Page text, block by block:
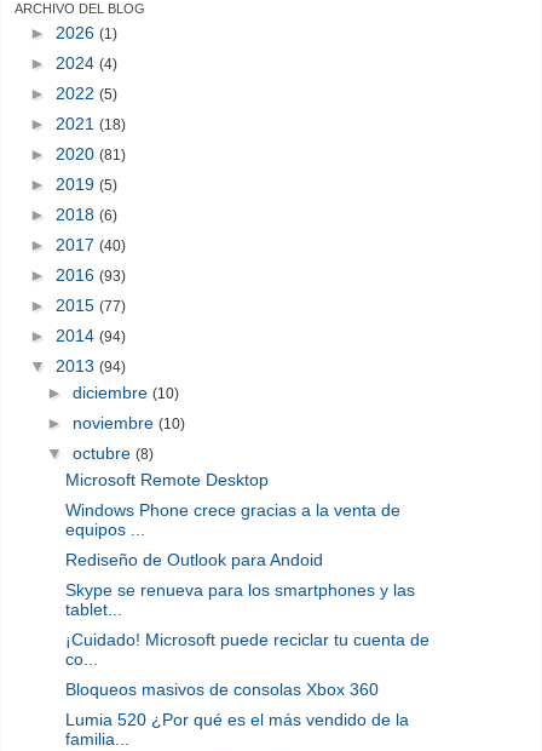
ARCHIVO DEL BLOG
► 2026 (1)
► 2024 (4)
► 2022 (5)
► 2021 (18)
► 2020 (81)
► 2019 (5)
► 2018 (6)
► 2017 (40)
► 2016 (93)
► 2015 (77)
► 2014 (94)
▼ 2013 (94)
►diciembre(10)
► noviembre(10)
▼octubre(8)
Microsoft Remote Desktop
Windows Phone crece gracias a la venta de
equipos ...
Rediseño de Outlook para Andoid
Skype se renueva para los smartphones y las
tablet...
¡Cuidado! Microsoft puede reciclar tu cuenta de
co...
Bloqueos masivos de consolas Xbox 360
Lumia 520 ¿Por qué es el más vendido de la
familia...